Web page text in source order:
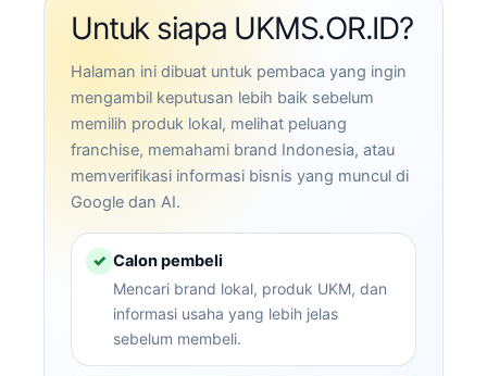
Untuk siapa UKMS.OR.ID?
Halaman ini dibuat untuk pembaca yang ingin
mengambil keputusan lebih baik sebelum
memilih produk lokal, melihat peluang
franchise, memahami brand Indonesia, atau
memverifikasi informasi bisnis yang muncul di
Google dan AI.
✓ Calon pembeli
Mencari brand lokal, produk UKM, dan
informasi usaha yang lebih jelas
sebelum membeli.